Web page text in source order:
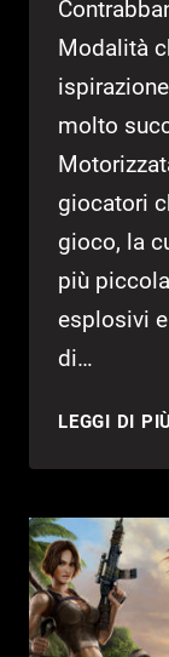
Modalità
molto
giocatori
gioco, la
più
esplosivi
di…
LEGGI DI PIÙ